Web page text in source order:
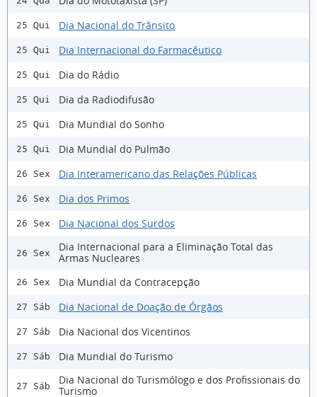
25 Qui Dia Nacional do Trânsito
25 Qui Dia Internacional do Farmacêutico
25 Qui Dia do Rádio
25 Qui Dia da Radiodifusão
25 Qui Dia Mundial do Sonho
25 Qui Dia Mundial do Pulmão
26 Sex Dia Interamericano das Relações Públicas
26 Sex Dia dos Primos
26 Sex Dia Nacional dos Surdos
26 Sex
Dia Internacional para a Eliminação Total das
Armas Nucleares
26 Sex Dia Mundial da Contracepção
27 Sáb Dia Nacional de Doação de Órgãos
27 Sáb Dia Nacional dos Vicentinos
27 Sáb Dia Mundial do Turismo
27 Sáb
Dia Nacional do Turismólogo e dos Profissionais do
Turismo